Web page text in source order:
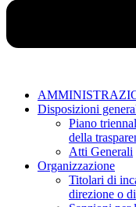
Disposizioni
Piano
della
Atti Generali
Organizzazione
Titolari di
direzione o